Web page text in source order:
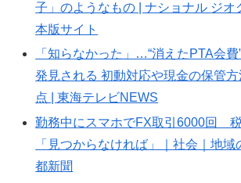
子」のようなもの | ナショナル ジオ
本版サイト
「知らなかった」…“消えたPTA会
発見される 初動対応や現金の保管
点 | 東海テレビNEWS
勤務中にスマホでFX取引6000回
「見つからなければ」｜社会｜地
都新聞